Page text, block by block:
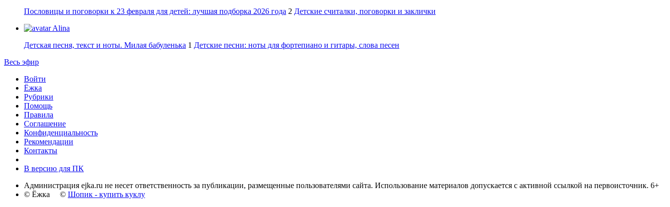
Пословицы и поговорки к 23 февраля для детей: лучшая подборка 2026 года 2 Детские считалки, поговорки и заклички
Alina
Детская песня, текст и ноты. Милая бабуленька 1 Детские песни: ноты для фортепиано и гитары, слова песен
Весь эфир
Войти
Ёжка
Рубрики
Помощь
Правила
Соглашение
Конфиденциальность
Рекомендации
Контакты
В версию для ПК
Администрация ejka.ru не несет ответственность за публикации, размещенные пользователями сайта. Использование материалов допускается с активной ссылкой на первоисточник. 6+
© Ёжка © Шопик - купить куклу